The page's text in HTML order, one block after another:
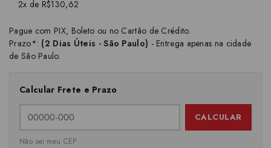
2x de R$130,62
Pague com PIX, Boleto ou no Cartão de Crédito.
Prazo*: (2 Dias Úteis - São Paulo) - Entrega apenas na cidade
de São Paulo.
Calcular Frete e Prazo
CALCULAR
Não sei meu CEP